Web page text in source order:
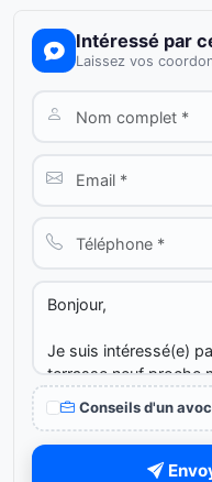
Intéressé par
Laissez vos
Conseils d'un